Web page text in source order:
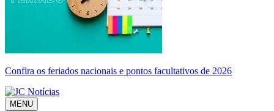
Confira os feriados nacionais e pontos facultativos de 2026
MENU